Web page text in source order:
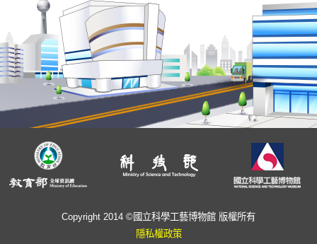
Copyright 2014 ©國立科學工藝博物館 版權所有
隱私權政策